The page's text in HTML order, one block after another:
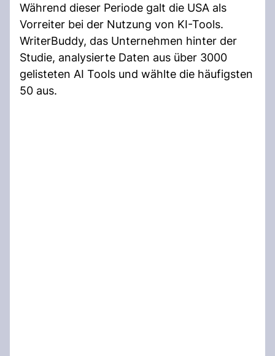
Während dieser Periode galt die USA als
Vorreiter bei der Nutzung von KI-Tools.
WriterBuddy, das Unternehmen hinter der
Studie, analysierte Daten aus über 3000
gelisteten AI Tools und wählte die häufigsten
50 aus.